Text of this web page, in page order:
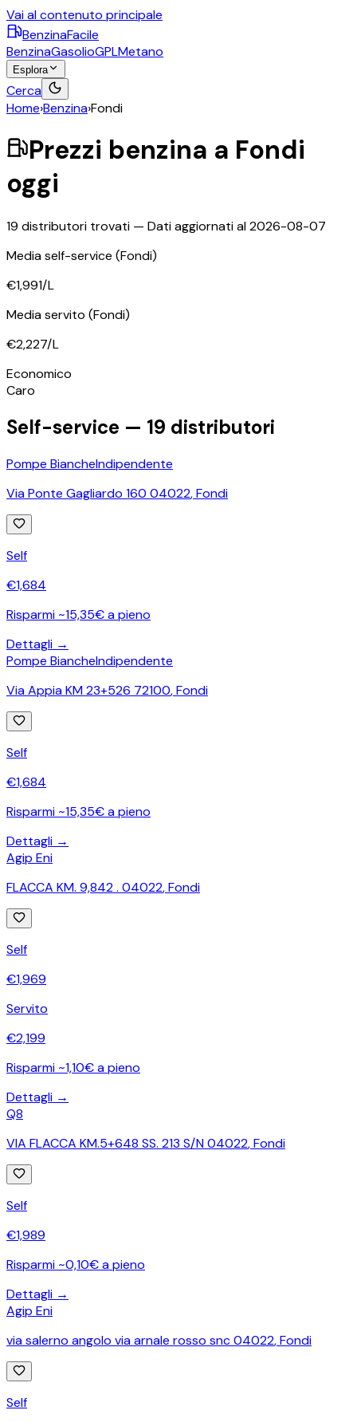
Vai al contenuto principale
BenzinaFacile
BenzinaGasolioGPLMetano
Esplora
Cerca
Home›Benzina›Fondi
Prezzi benzina a Fondi
oggi
19 distributori trovati — Dati aggiornati al2026-08-07
Media self-service (Fondi)
€1,991/L
Media servito (Fondi)
€2,227/L
Economico
Caro
Self-service — 19 distributori
Pompe BiancheIndipendente
Via Ponte Gagliardo 160 04022,Fondi
Self
€1,684
Risparmi ~15,35€ a pieno
Dettagli →
Pompe BiancheIndipendente
Via Appia KM 23+526 72100,Fondi
Self
€1,684
Risparmi ~15,35€ a pieno
Dettagli →
Agip Eni
FLACCA KM. 9,842 . 04022,Fondi
Self
€1,969
Servito
€2,199
Risparmi ~1,10€ a pieno
Dettagli →
Q8
VIA FLACCA KM.5+648 SS. 213 S/N 04022,Fondi
Self
€1,989
Risparmi ~0,10€ a pieno
Dettagli →
Agip Eni
via salerno angolo via arnale rosso snc 04022,Fondi
Self